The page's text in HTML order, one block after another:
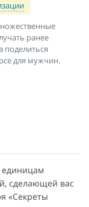
ранее
поделиться
для мужчин.
единицам
сделающей вас
«Секреты